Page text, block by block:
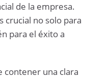
de la empresa.
crucial no solo para
para el éxito a
contener una clara